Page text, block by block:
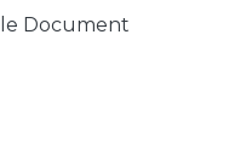
Document